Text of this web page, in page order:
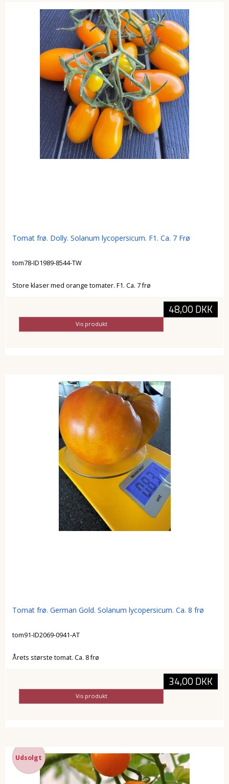
Tomat frø. Dolly. Solanum lycopersicum. F1. Ca. 7 Frø
tom78-ID1989-8544-TW
Store klaser med orange tomater. F1. Ca. 7 frø
48,00 DKK
Vis produkt
Tomat frø. German Gold. Solanum lycopersicum. Ca. 8 frø
tom91-ID2069-0941-AT
Årets største tomat. Ca. 8 frø
34,00 DKK
Vis produkt
Udsolgt